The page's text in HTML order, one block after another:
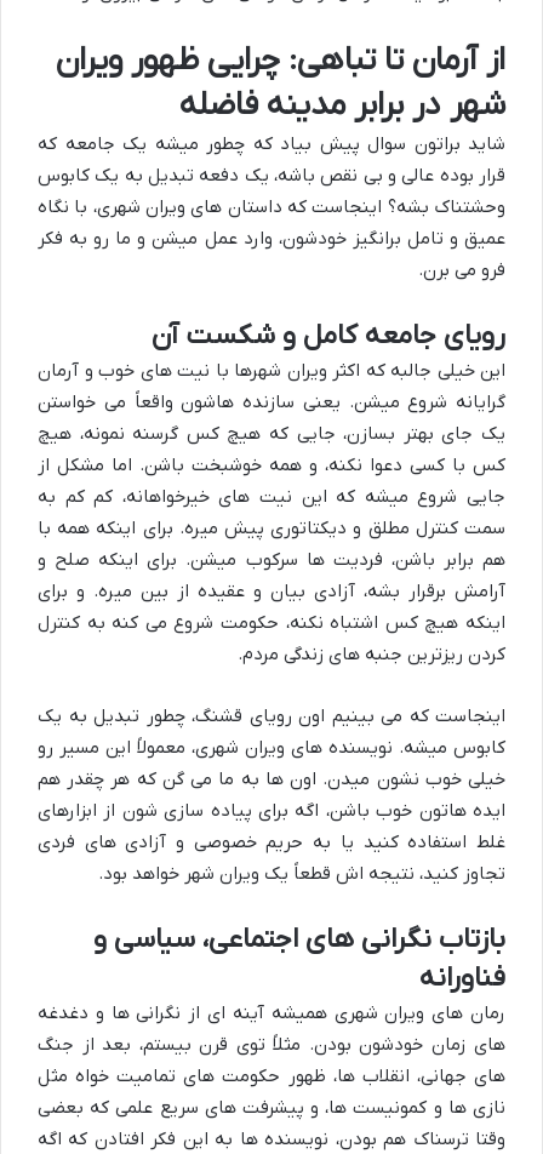
از آرمان تا تباهی: چرایی ظهور ویران
شهر در برابر مدینه فاضله
شاید براتون سوال پیش بیاد که چطور میشه یک جامعه که
قرار بوده عالی و بی نقص باشه، یک دفعه تبدیل به یک کابوس
وحشتناک بشه؟ اینجاست که داستان های ویران شهری، با نگاه
عمیق و تامل برانگیز خودشون، وارد عمل میشن و ما رو به فکر
فرو می برن.
رویای جامعه کامل و شکست آن
این خیلی جالبه که اکثر ویران شهرها با نیت های خوب و آرمان
گرایانه شروع میشن. یعنی سازنده هاشون واقعاً می خواستن
یک جای بهتر بسازن، جایی که هیچ کس گرسنه نمونه، هیچ
کس با کسی دعوا نکنه، و همه خوشبخت باشن. اما مشکل از
جایی شروع میشه که این نیت های خیرخواهانه، کم کم به
سمت کنترل مطلق و دیکتاتوری پیش میره. برای اینکه همه با
هم برابر باشن، فردیت ها سرکوب میشن. برای اینکه صلح و
آرامش برقرار بشه، آزادی بیان و عقیده از بین میره. و برای
اینکه هیچ کس اشتباه نکنه، حکومت شروع می کنه به کنترل
کردن ریزترین جنبه های زندگی مردم.
اینجاست که می بینیم اون رویای قشنگ، چطور تبدیل به یک
کابوس میشه. نویسنده های ویران شهری، معمولاً این مسیر رو
خیلی خوب نشون میدن. اون ها به ما می گن که هر چقدر هم
ایده هاتون خوب باشن، اگه برای پیاده سازی شون از ابزارهای
غلط استفاده کنید یا به حریم خصوصی و آزادی های فردی
تجاوز کنید، نتیجه اش قطعاً یک ویران شهر خواهد بود.
بازتاب نگرانی های اجتماعی، سیاسی و
فناورانه
رمان های ویران شهری همیشه آینه ای از نگرانی ها و دغدغه
های زمان خودشون بودن. مثلاً توی قرن بیستم، بعد از جنگ
های جهانی، انقلاب ها، ظهور حکومت های تمامیت خواه مثل
نازی ها و کمونیست ها، و پیشرفت های سریع علمی که بعضی
وقتا ترسناک هم بودن، نویسنده ها به این فکر افتادن که اگه